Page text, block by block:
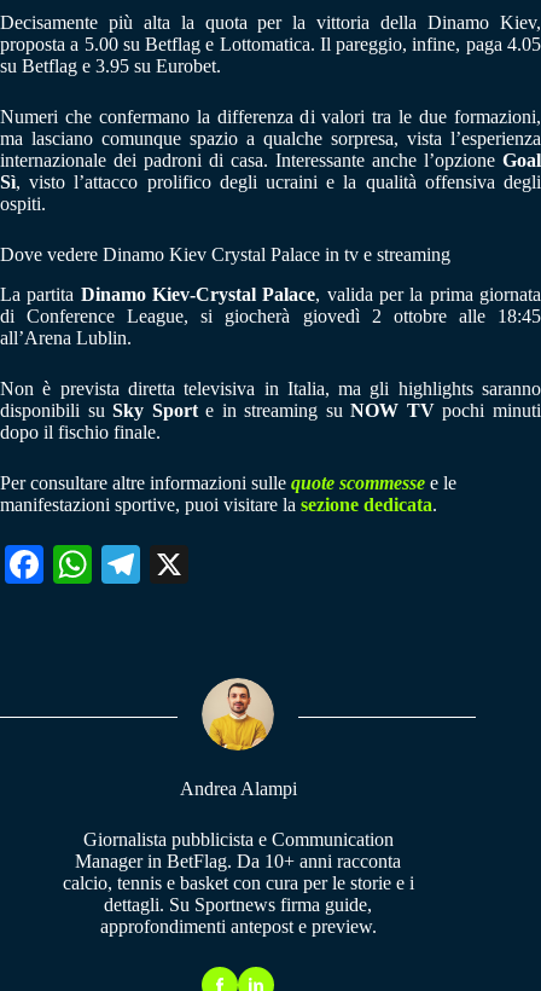
Decisamente più alta la quota per la vittoria della Dinamo Kiev,
proposta a 5.00 su Betflag e Lottomatica. Il pareggio, infine, paga 4.05
su Betflag e 3.95 su Eurobet.
Numeri che confermano la differenza di valori tra le due formazioni,
ma lasciano comunque spazio a qualche sorpresa, vista l’esperienza
internazionale dei padroni di casa. Interessante anche l’opzione Goal
Sì, visto l’attacco prolifico degli ucraini e la qualità offensiva degli
ospiti.
Dove vedere Dinamo Kiev Crystal Palace in tv e streaming
La partita Dinamo Kiev-Crystal Palace, valida per la prima giornata
di Conference League, si giocherà giovedì 2 ottobre alle 18:45
all’Arena Lublin.
Non è prevista diretta televisiva in Italia, ma gli highlights saranno
disponibili suSky Sporte in streaming suNOW TVpochi minuti
dopo il fischio finale.
Per consultare altre informazioni sulle quote scommesse e le
manifestazioni sportive, puoi visitare la sezione dedicata.
Fa W
pp
Te
m
Andrea Alampi
Giornalista pubblicista e Communication
Manager in BetFlag. Da 10+ anni racconta
calcio, tennis e basket con cura per le storie e i
dettagli. Su Sportnews firma guide,
approfondimenti antepost e preview.